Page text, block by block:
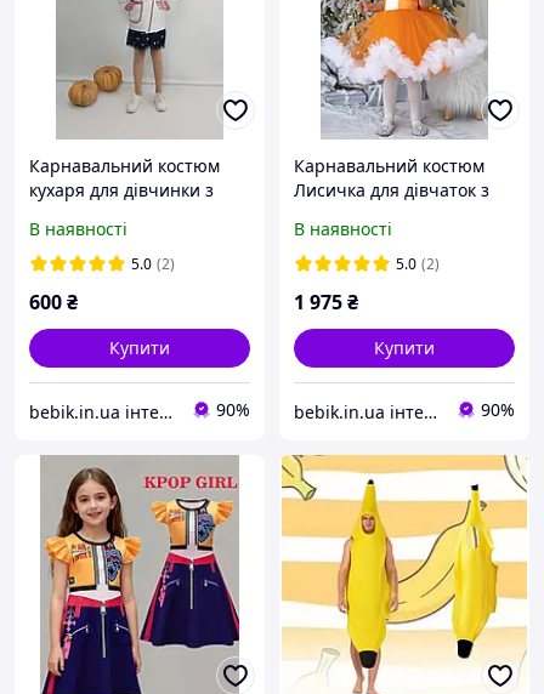
Карнавальний костюм
кухаря для дівчинки з
128
В наявності
5.0 (2)
600₴
Купити
bebik.in.ua інтернет магазин дитячих товарів 90%
Карнавальний костюм
Лисичка для дівчаток з
фатину з вушками та
хвостом р.98-140
В наявності
5.0 (2)
1 975₴
Купити
bebik.in.ua інтернет магазин дитячих товарів 90%